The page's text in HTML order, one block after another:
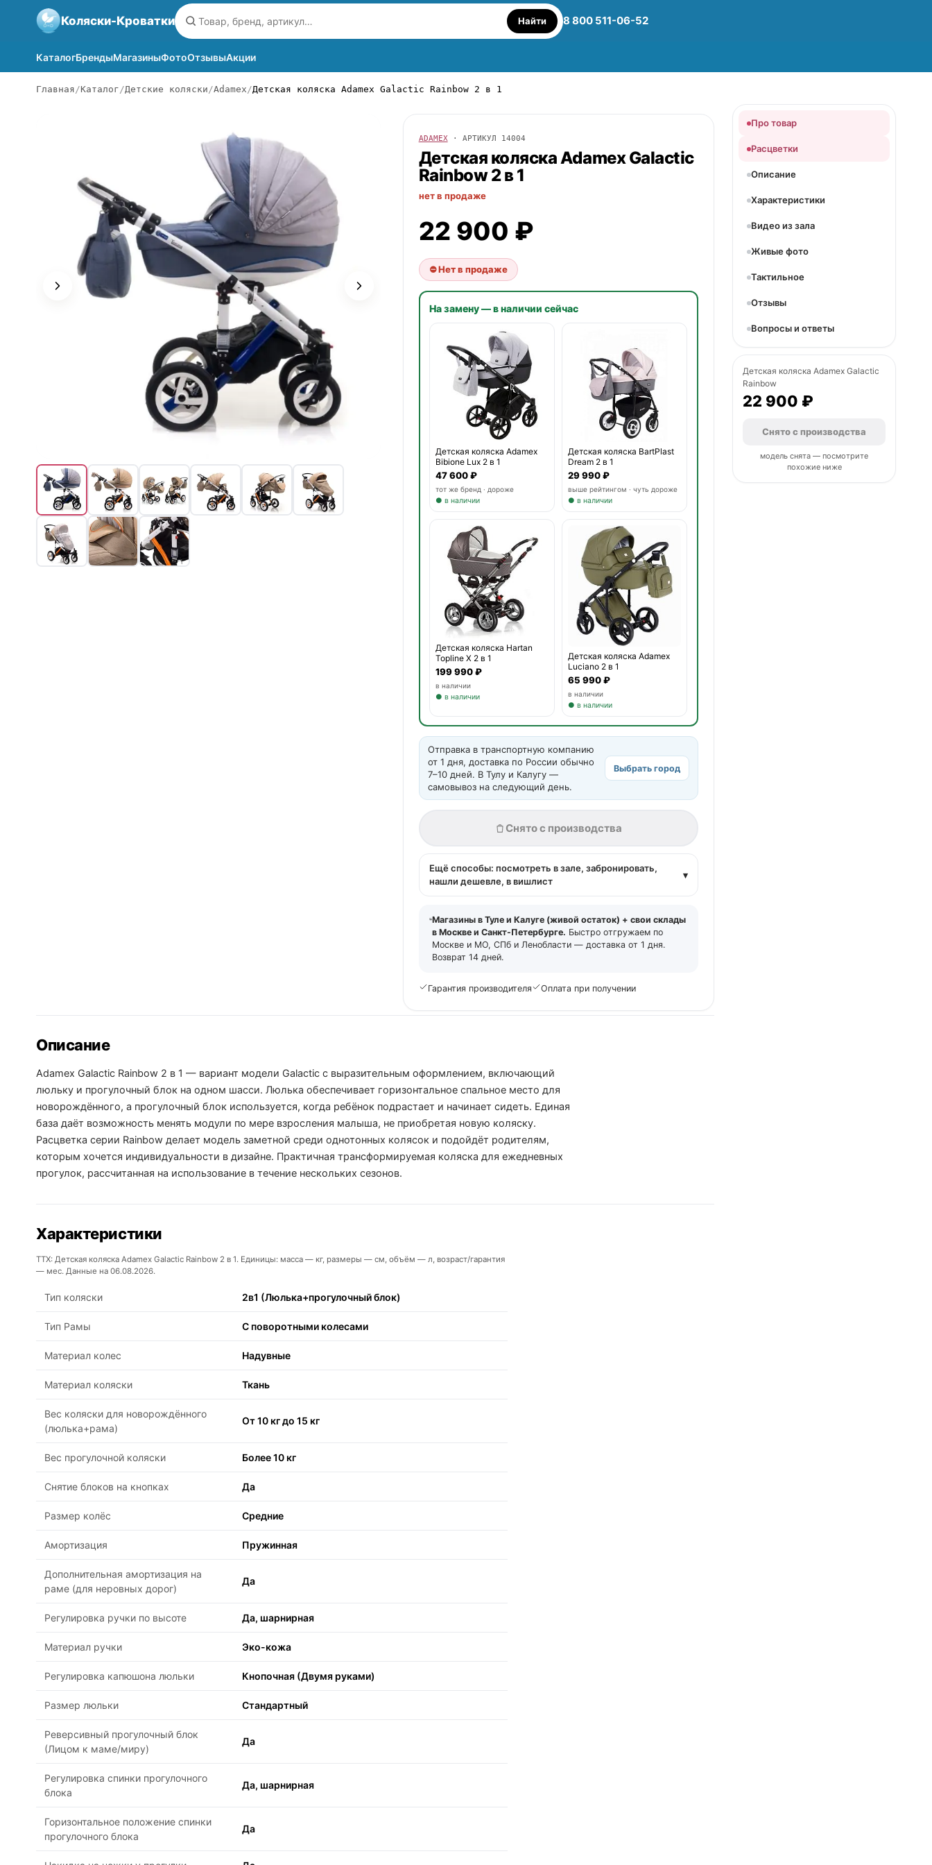
Коляски-Кроватки Найти 8 800 511-06-52
КаталогБрендыМагазиныФотоОтзывыАкции
Главная Каталог Детские коляски Adamex Детская коляска Adamex Galactic Rainbow 2 в 1
ADAMEX· АРТИКУЛ 14004
Детская коляскаAdamexGalactic
Rainbow 2 в 1
нет в продаже
22 900 ₽
⛔ Нет в продаже
На замену — в наличии сейчас
Детская коляска Adamex
Bibione Lux 2 в 1
47 600 ₽
тот же бренд · дороже
● в наличии
Детская коляска BartPlast
Dream 2 в 1
29 990 ₽
выше рейтингом · чуть дороже
● в наличии
Детская коляска Hartan
Topline X 2 в 1
199 990 ₽
в наличии
● в наличии
Детская коляска Adamex
Luciano 2 в 1
65 990 ₽
в наличии
● в наличии
Отправка в транспортную компанию
от 1 дня, доставка по России обычно
7–10 дней. В Тулу и Калугу —
самовывоз на следующий день.
Выбрать город
Снято с производства
Ещё способы: посмотреть в зале, забронировать,
нашли дешевле, в вишлист
▾
Магазины в Туле и Калуге (живой остаток) + свои склады
в Москве и Санкт-Петербурге. Быстро отгружаем по
Москве и МО, СПб и Ленобласти — доставка от 1 дня.
Возврат 14 дней.
Гарантия производителя Оплата при получении
Описание
Adamex Galactic Rainbow 2 в 1 — вариант модели Galactic с выразительным оформлением, включающий
люльку и прогулочный блок на одном шасси. Люлька обеспечивает горизонтальное спальное место для
новорождённого, а прогулочный блок используется, когда ребёнок подрастает и начинает сидеть. Единая
база даёт возможность менять модули по мере взросления малыша, не приобретая новую коляску.
Расцветка серии Rainbow делает модель заметной среди однотонных колясок и подойдёт родителям,
которым хочется индивидуальности в дизайне. Практичная трансформируемая коляска для ежедневных
прогулок, рассчитанная на использование в течение нескольких сезонов.
Характеристики
ТТХ: Детская коляска Adamex Galactic Rainbow 2 в 1. Единицы: масса — кг, размеры — см, объём — л, возраст/гарантия
— мес. Данные на 06.08.2026.
Тип коляски 2в1 (Люлька+прогулочный блок)
Тип Рамы С поворотными колесами
Материал колес Надувные
Материал коляски Ткань
Вес коляски для новорождённого
(люлька+рама)
От 10 кг до 15 кг
Вес прогулочной коляски Более 10 кг
Снятие блоков на кнопках Да
Размер колёс Средние
Амортизация Пружинная
Дополнительная амортизация на
раме (для неровных дорог)
Да
Регулировка ручки по высоте Да, шарнирная
Материал ручки Эко-кожа
Регулировка капюшона люльки Кнопочная (Двумя руками)
Размер люльки Стандартный
Реверсивный прогулочный блок
(Лицом к маме/миру)
Да
Регулировка спинки прогулочного
блока
Да, шарнирная
Горизонтальное положение спинки
прогулочного блока
Да
Про товар
Расцветки
Описание
Характеристики
Видео из зала
Живые фото
Тактильное
Отзывы
Вопросы и ответы
Детская коляска Adamex Galactic
Rainbow
22 900 ₽
Снято с производства
модель снята — посмотрите
похожие ниже